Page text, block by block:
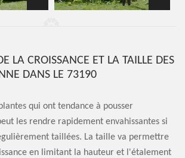
LA CROISSANCE ET LA TAILLE DES
DANS LE 73190
qui ont tendance à pousser
les rendre rapidement envahissantes si
taillées. La taille va permettre
en limitant la hauteur et l'étalement